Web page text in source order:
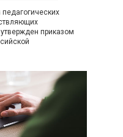
приказом